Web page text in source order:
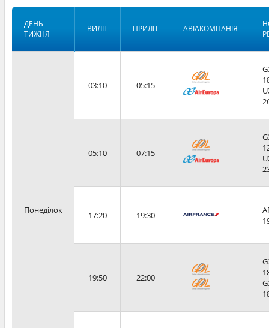
ДЕНЬ
ТИЖНЯ
ВИЛІТ ПРИЛІТ АВІАКОМПАНІЯ
Понеділок
03:10 05:15
05:10 07:15
17:20 19:30
19:50 22:00